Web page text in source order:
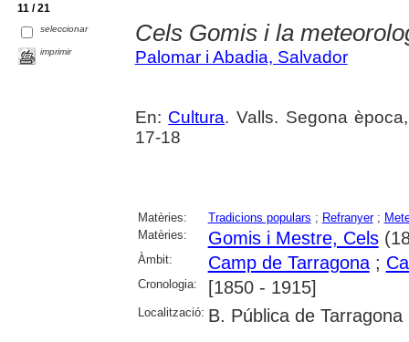
11 / 21
seleccionar
imprimir
Cels Gomis i la
Palomar i Abadia, Salvador
En: Cultura. Valls. Segona
17-18
Matèries: Tradicions populars ; Refranyer;
Matèries:
Gomis i Mestre, Cels
Àmbit: Camp de Tarragona;
Cronologia: [1850 - 1915]
Localització: B. Pública de Tarragona